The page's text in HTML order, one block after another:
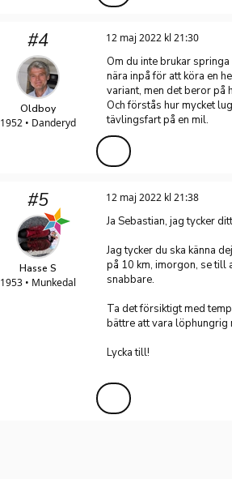
#4
Oldboy
1952 • Danderyd
12 maj 2022 kl 21:30
Om du inte brukar
nära inpå för att köra en
variant, men det beror på
Och förstås hur mycket
tävlingsfart på en mil.
#5
Hasse S
1953 • Munkedal
12 maj 2022 kl 21:38
Ja Sebastian, jag tycker
Jag tycker du ska känna
på 10 km, imorgon, se till
snabbare.
Ta det försiktigt med
bättre att vara löphungrig
Lycka till!